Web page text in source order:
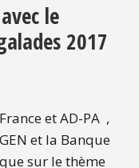
le
2017
et AD-PA ,
et la Banque
sur le thème